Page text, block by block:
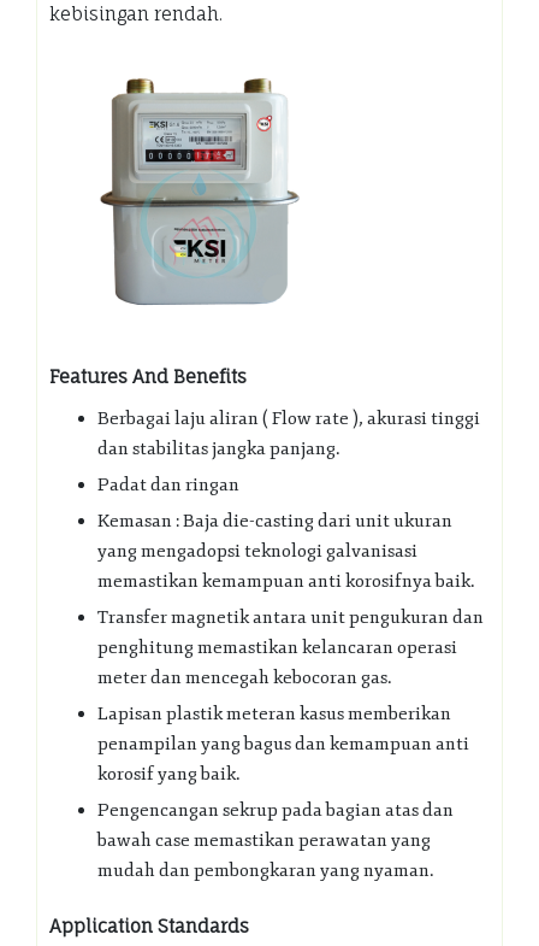
kebisingan rendah.
Features And Benefits
Berbagai laju aliran ( Flow rate ), akurasi tinggi
dan stabilitas jangka panjang.
Padat dan ringan
Kemasan : Baja die-casting dari unit ukuran
yang mengadopsi teknologi galvanisasi
memastikan kemampuan anti korosifnya baik.
Transfer magnetik antara unit pengukuran dan
penghitung memastikan kelancaran operasi
meter dan mencegah kebocoran gas.
Lapisan plastik meteran kasus memberikan
penampilan yang bagus dan kemampuan anti
korosif yang baik.
Pengencangan sekrup pada bagian atas dan
bawah case memastikan perawatan yang
mudah dan pembongkaran yang nyaman.
Application Standards